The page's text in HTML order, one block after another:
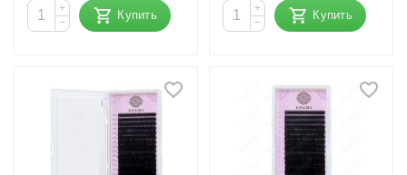
+
−
Купить
+
−
Купить